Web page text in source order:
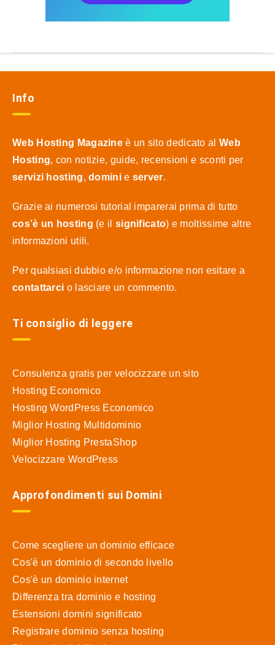
Info
Web Hosting Magazine è un sito dedicato al Web
Hosting, con notizie, guide, recensioni e sconti per
servizi hosting,dominie server.
Grazie ai numerosi tutorial imparerai prima di tutto
cos’è un hosting (e il significato) e moltissime altre
informazioni utili.
Per qualsiasi dubbio e/o informazione non esitare a
contattarci o lasciare un commento.
Ti consiglio di leggere
Consulenza gratis per velocizzare un sito
Hosting Economico
Hosting WordPress Economico
Miglior Hosting Multidominio
Miglior Hosting PrestaShop
Velocizzare WordPress
Approfondimenti sui Domini
Come scegliere un dominio efficace
Cos'è un dominio di secondo livello
Cos'è un dominio internet
Differenza tra dominio e hosting
Estensioni domini significato
Registrare dominio senza hosting